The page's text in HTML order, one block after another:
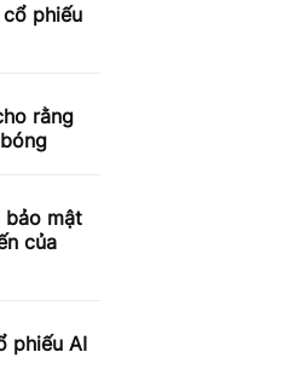
phiếu
rằng
bảo mật
của
phiếu AI